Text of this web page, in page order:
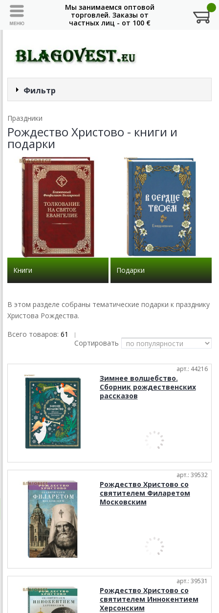
Фильтр
Праздники
Рождество Христово - книги и
подарки
Книги Подарки
В этом разделе собраны тематические подарки к празднику
Христова Рождества.
Всего товаров: 61 |
Сортировать
арт.: 44216
Зимнее волшебство.
Сборник рождественских
рассказов
арт.: 39532
Рождество Христово со
святителем Филаретом
Московским
арт.: 39531
Рождество Христово со
святителем Иннокентием
Херсонским